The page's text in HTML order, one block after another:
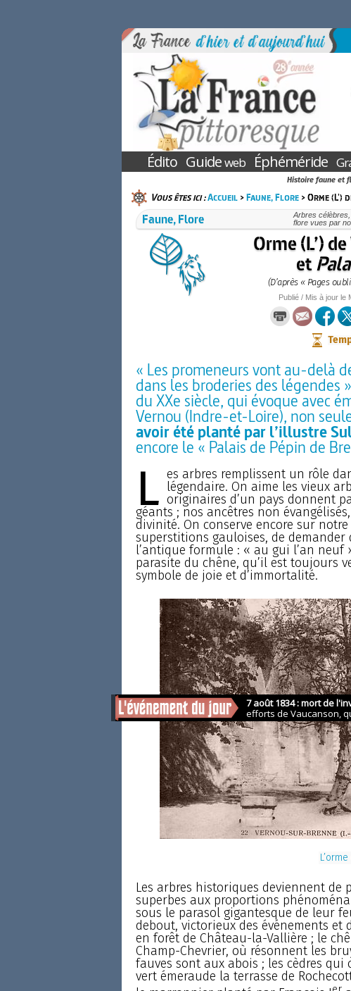
Édito Guideweb Éphéméride
Histoire faune et
Vous êtes ici :Accueil>Faune, Flore> Orme (L')
Faune, Flore
Arbres
flore vues par
Orme (L’)
et
(D’après « Pages
Publié / Mis à jour le
« Les promeneurs vont au-delà
dans les broderies des légendes
du XXe siècle, qui évoque avec
Vernou (Indre-et-Loire), non
avoir été planté par l’illustre
encore le « Palais de Pépin de
L es arbres remplissent un rôle
légendaire. On aime les vieux
originaires d’un pays donnent
géants ; nos ancêtres non
divinité. On conserve encore sur
superstitions gauloises, de demander
l’antique formule : « au gui l’an
parasite du chêne, qu’il est toujours
symbole de joie et d’immortalité.
Les arbres historiques deviennent de
superbes aux proportions
sous le parasol gigantesque de leur
debout, victorieux des événements et
en forêt de Château-la-Vallière ; le
Champ-Chevrier, où résonnent les
fauves sont aux abois ; les cèdres
vert émeraude la terrasse de